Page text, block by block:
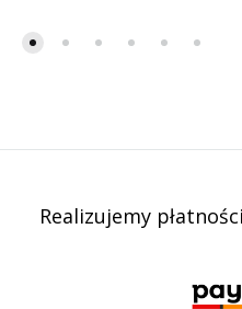
Realizujemy